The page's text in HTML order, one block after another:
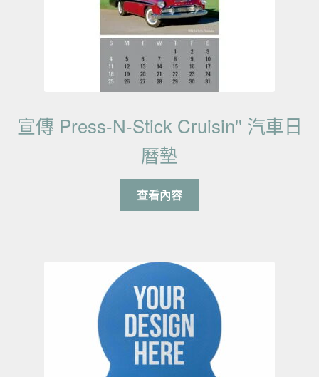
宣傳 Press-N-Stick Cruisin'' 汽車日
曆墊
查看內容